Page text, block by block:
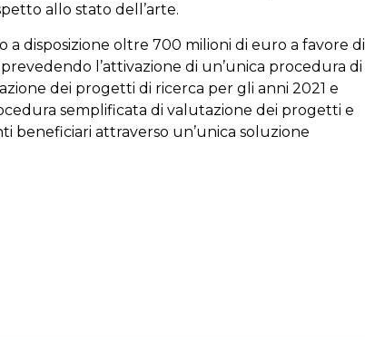
allo stato dell’arte.
a disposizione oltre 700 milioni di euro a favore di
l’attivazione di un’unica procedura di
dei progetti di ricerca per gli anni 2021 e
semplificata di valutazione dei progetti e
beneficiari attraverso un’unica soluzione